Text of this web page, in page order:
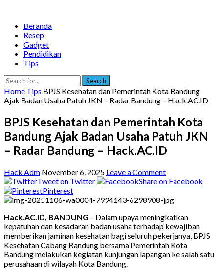
Beranda
Resep
Gadget
Pendidikan
Tips
Search
Home Tips BPJS Kesehatan dan Pemerintah Kota Bandung
Ajak Badan Usaha Patuh JKN – Radar Bandung – Hack.AC.ID
BPJS Kesehatan dan Pemerintah Kota
Bandung Ajak Badan Usaha Patuh JKN
– Radar Bandung – Hack.AC.ID
Hack Adm November 6, 2025 Leave a Comment
Tweet on Twitter
Share on Facebook
Pinterest
Hack.AC.ID, BANDUNG – Dalam upaya meningkatkan
kepatuhan dan kesadaran badan usaha terhadap kewajiban
memberikan jaminan kesehatan bagi seluruh pekerjanya, BPJS
Kesehatan Cabang Bandung bersama Pemerintah Kota
Bandung melakukan kegiatan kunjungan lapangan ke salah satu
perusahaan di wilayah Kota Bandung.